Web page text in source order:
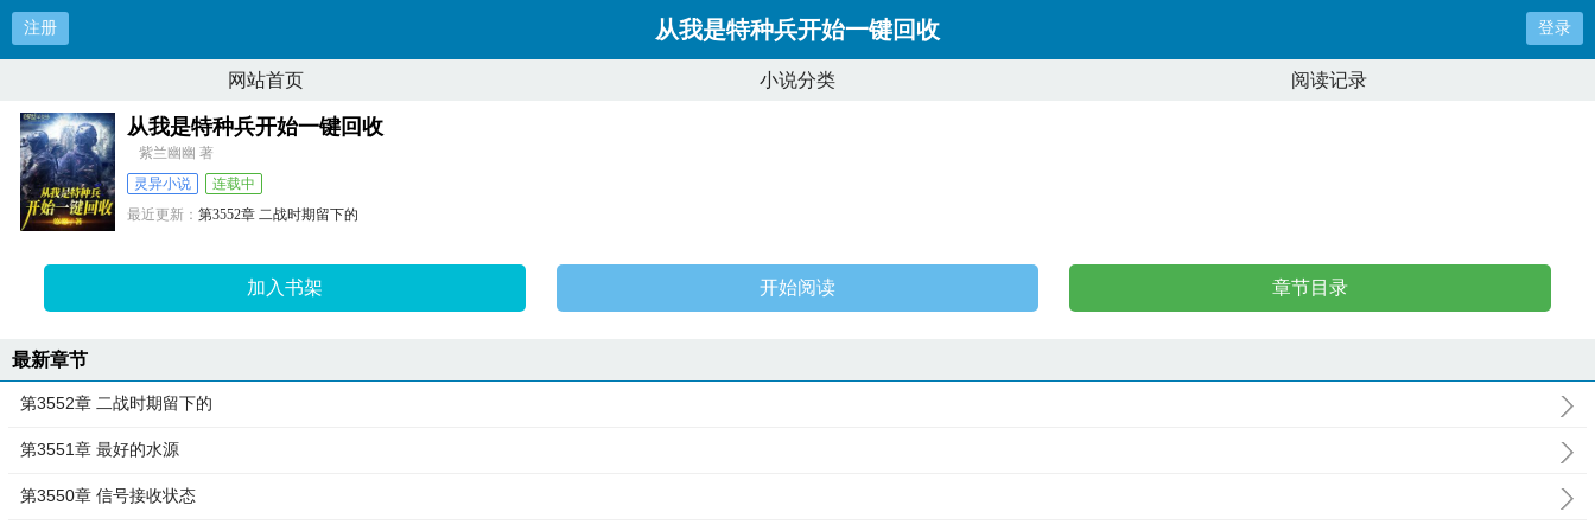
注册 从我是特种兵开始一键回收 登录
网站首页 小说分类 阅读记录
从我是特种兵开始一键回收
紫兰幽幽 著
灵异小说
连载中
最近更新： 第3552章 二战时期留下的
加入书架 开始阅读 章节目录
最新章节
第3552章 二战时期留下的
第3551章 最好的水源
第3550章 信号接收状态